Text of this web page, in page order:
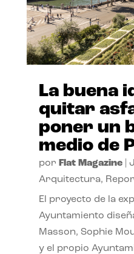
La buena
quitar
poner un
medio de
por Flat Magazine|
Arquitectura,
El proyecto de la
Ayuntamiento
Masson, Sophie
y el propio